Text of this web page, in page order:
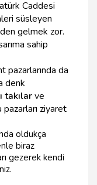
Caddesi
süsleyen
gelmek zor.
sahip
pazarlarında da
denk
takılarve
ziyaret
oldukça
biraz
gezerek kendi